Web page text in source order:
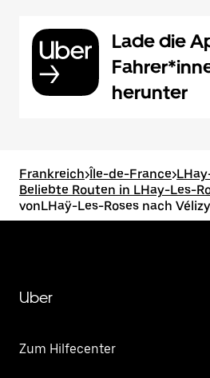
Lade die
herunter
Frankreich>Île-de-France>
Beliebte Routen in LHay-Les-
vonLHaÿ-Les-Roses nach
Uber
Zum Hilfecenter